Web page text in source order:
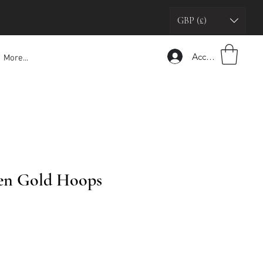
GBP (£)
More... Accedi
Gold Hoops